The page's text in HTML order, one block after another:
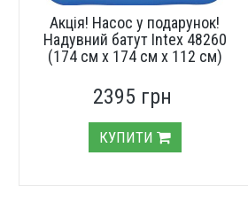
Акція! Насос у подарунок!
Надувний батут Intex 48260
(174 см х 174 см х 112 см)
2395 грн
КУПИТИ